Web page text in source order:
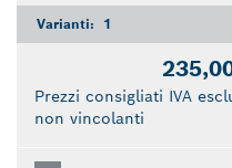
Varianti: 1
Prezzi consigliati IVA
non vincolanti